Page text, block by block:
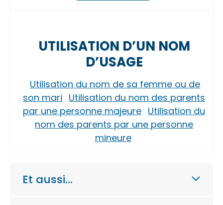
UTILISATION D’UN NOM
D’USAGE
Utilisation du nom de sa femme ou de
son mari Utilisation du nom des parents
par une personne majeure Utilisation du
nom des parents par une personne
mineure
Et aussi…